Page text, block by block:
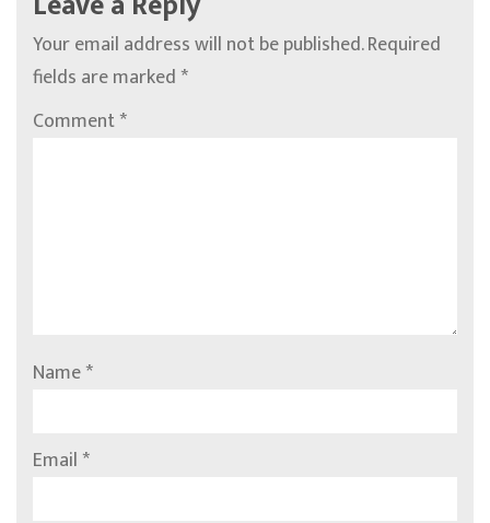
Your email address will not be published.Required
fields are marked*
Comment*
Name*
Email*